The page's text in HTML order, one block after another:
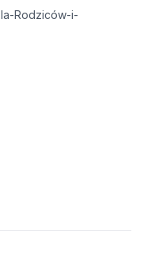
Rodziców-i-